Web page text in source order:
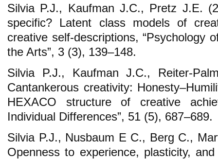
Silvia P.J., Kaufman J.C., Pretz J.E.
specific? Latent class models of
creative self-descriptions, “Psychology
the Arts”, 3 (3), 139–148.
Silvia P.J., Kaufman J.C., Reiter-
Cantankerous creativity:
HEXACO structure of creative
Individual Differences”, 51 (5), 687–689.
Silvia P.J., Nusbaum E C., Berg C.,
Openness to experience, plasticity,